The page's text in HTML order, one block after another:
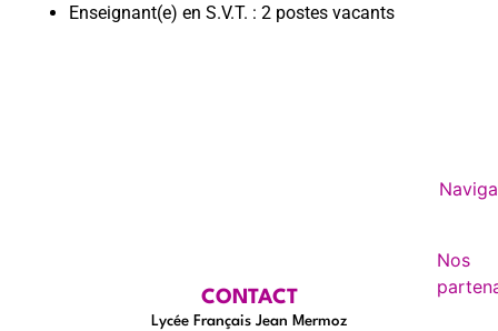
Enseignant(e) en S.V.T. : 2 postes vacants
CONTACT
Lycée Français Jean Mermoz
Nos